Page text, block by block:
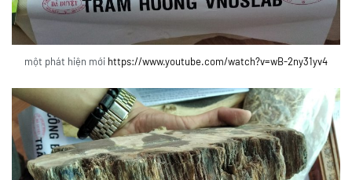
một phát hiện mới https://www.youtube.com/watch?v=wB-2ny31yv4